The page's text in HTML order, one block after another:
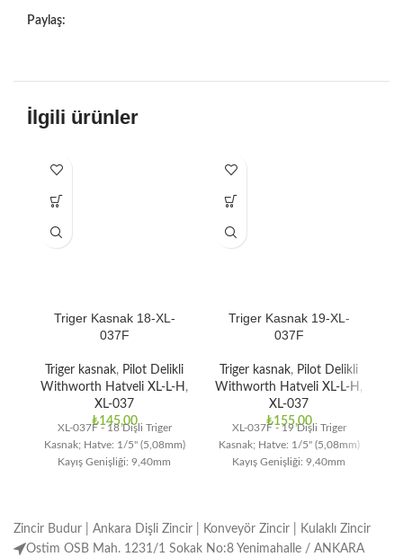
Paylaş:
İlgili ürünler
Triger Kasnak 18-XL-
037F
Triger kasnak, Pilot Delikli
Withworth Hatveli XL-L-H ,
XL-037
₺145,00
XL-037F - 18 Dişli Triger
Kasnak; Hatve: 1/5" (5,08mm)
Kayış Genişliği: 9,40mm
Triger Kasnak 19-XL-
037F
Triger kasnak, Pilot Delikli
Withworth Hatveli XL-L-H ,
XL-037
₺155,00
XL-037F - 19 Dişli Triger
Kasnak; Hatve: 1/5" (5,08mm)
Kayış Genişliği: 9,40mm
Zincir Budur | Ankara Dişli Zincir | Konveyör Zincir | Kulaklı Zincir
Ostim OSB Mah. 1231/1 Sokak No:8 Yenimahalle / ANKARA